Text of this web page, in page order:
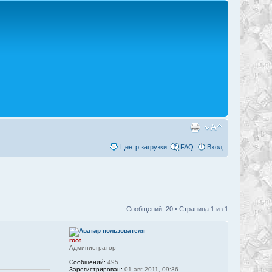
Центр загрузки FAQ Вход
Сообщений: 20 • Страница 1 из 1
root
Администратор
Сообщений: 495
Зарегистрирован: 01 авг 2011, 09:36